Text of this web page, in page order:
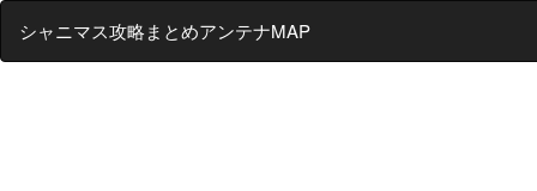
シャニマス攻略まとめアンテナMAP